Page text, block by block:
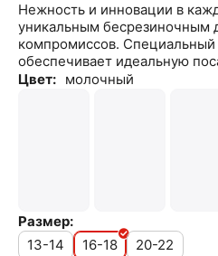
Нежность и инновации в
уникальным бесрезиночным
компромиссов.
обеспечивает идеальную
Цвет: молочный
Размер:
13-14
16-18
20-22